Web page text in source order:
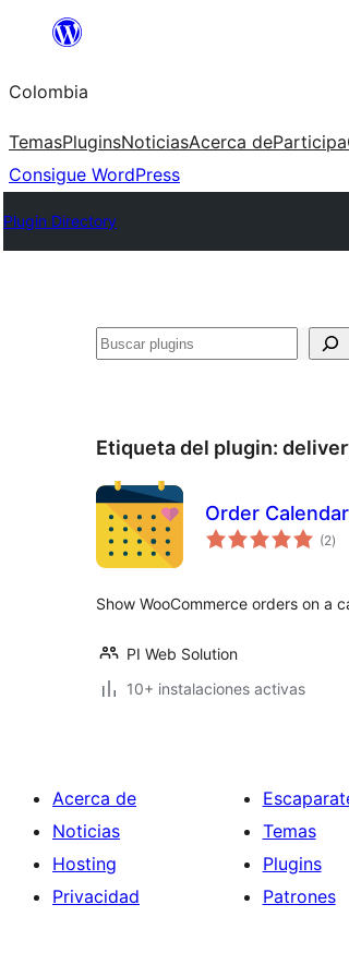
Saltar
contenido
Colombia
TemasPluginsNoticiasAcerca deParticipa
Consigue WordPress
Plugin Directory
Buscar
Etiqueta del plugin:
Order
(2total
de
)
Show WooCommerce orders on a
PI Web Solution
10+ instalaciones activas
Acerca de
Noticias
Hosting
Privacidad
Temas
Plugins
Patrones